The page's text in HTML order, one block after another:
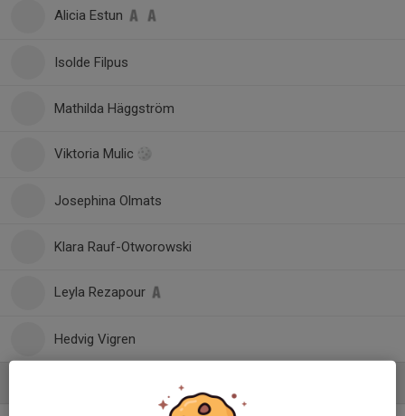
Alicia Estun
Isolde Filpus
Mathilda Häggström
Viktoria Mulic
Josephina Olmats
Klara Rauf-Otworowski
Leyla Rezapour
Hedvig Vigren